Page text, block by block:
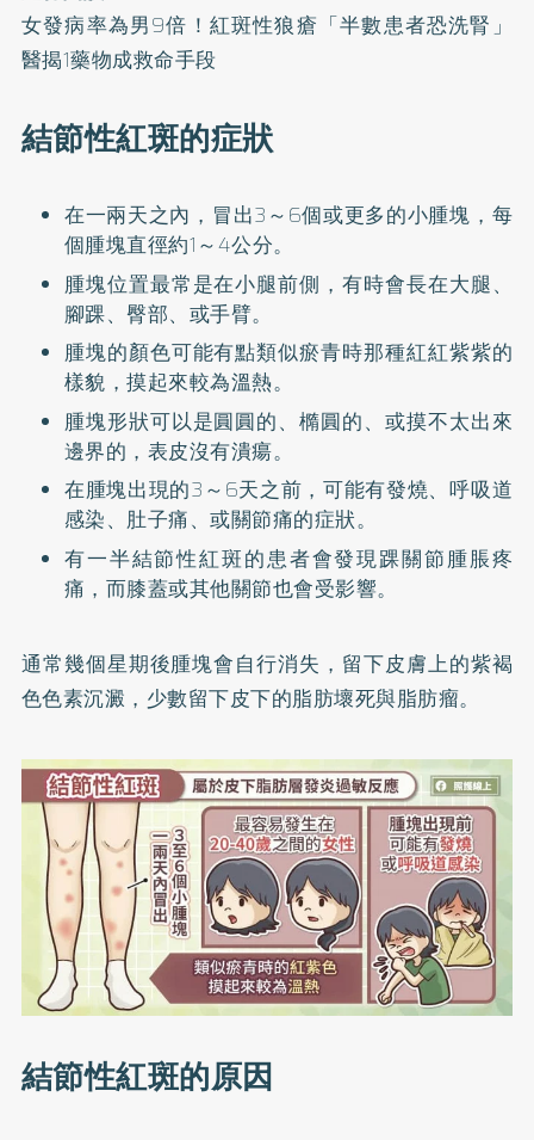
女發病率為男9倍！紅斑性狼瘡「半數患者恐洗腎」
醫揭1藥物成救命手段
結節性紅斑的症狀
在一兩天之內，冒出3～6個或更多的小腫塊，每
個腫塊直徑約1～4公分。
腫塊位置最常是在小腿前側，有時會長在大腿、
腳踝、臀部、或手臂。
腫塊的顏色可能有點類似瘀青時那種紅紅紫紫的
樣貌，摸起來較為溫熱。
腫塊形狀可以是圓圓的、橢圓的、或摸不太出來
邊界的，表皮沒有潰瘍。
在腫塊出現的3～6天之前，可能有發燒、呼吸道
感染、肚子痛、或關節痛的症狀。
有一半結節性紅斑的患者會發現踝關節腫脹疼
痛，而膝蓋或其他關節也會受影響。
通常幾個星期後腫塊會自行消失，留下皮膚上的紫褐
色色素沉澱，少數留下皮下的脂肪壞死與脂肪瘤。
結節性紅斑的原因